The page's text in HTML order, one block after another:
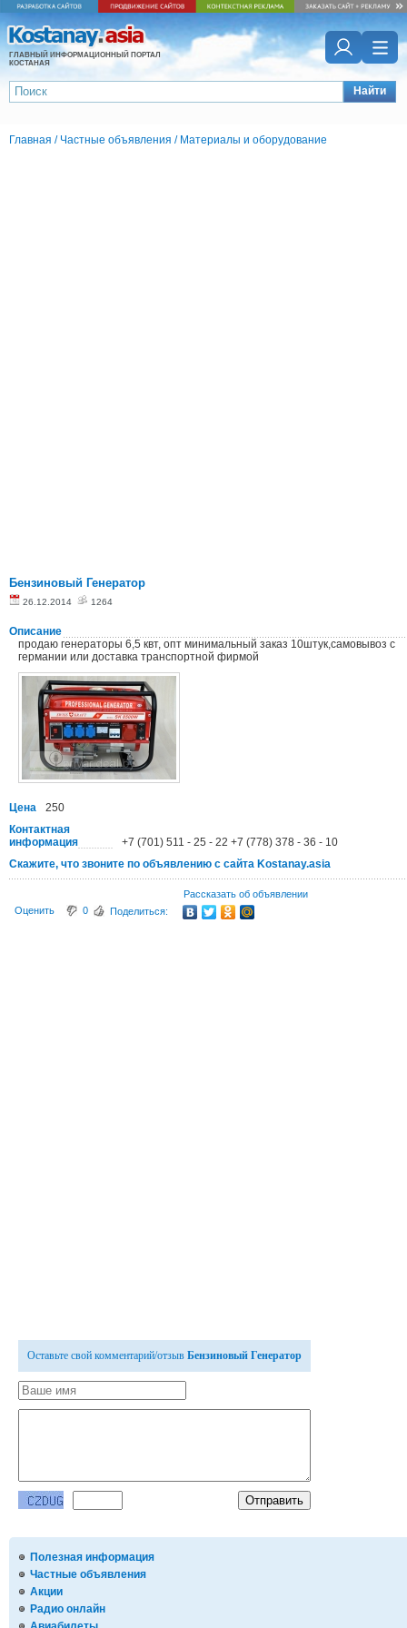
ГЛАВНЫЙ ИНФОРМАЦИОННЫЙ ПОРТАЛ
КОСТАНАЯ
Найти
Полезная информация
Частные объявления
Акции
Радио онлайн
Главная / Частные объявления / Материалы и оборудование
Бензиновый Генератор
26.12.2014 1264
Описание
продаю генераторы 6,5 квт, опт минимальный заказ 10штук,самовывоз с
германии или доставка транспортной фирмой
Цена
250
Контактная
информация
+7 (701) 511 - 25 - 22 +7 (778) 378 - 36 - 10
Скажите, что звоните по объявлению с сайта Kostanay.asia
Рассказать об объявлении
Оценить
0 Поделиться:
Оставьте свой комментарий/отзыв Бензиновый Генератор